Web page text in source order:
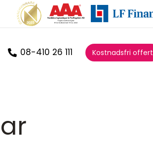
08-410 26 111 Kostnadsfri offert